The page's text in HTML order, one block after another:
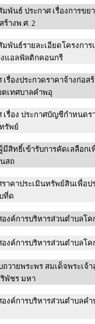
มพันธ์ ประกาศ เรื่องการข
ร้างพ.ศ. 2
มพันธ์รายละเอียดโครงกา
แอลฟัลติกคอนกรี
เรื่องประกวดราคาจ้างก่อ
ตเทศบาลคำพอุ
เรื่อง ประกาศบัญชีกำหน
รัพย์
มีสิทธิ์เข้ารับการคัดเลลือก
สถ
คาประเมินทรัพย์สินเพื่อประโยช
ที่ด
องค์การบริหารส่วนตำบลโ
องค์การบริหารส่วนตำบลโ
ถวายพระพร สมเด็จพระเจ้
พัชร มหา
องค์การบริหารส่วนตำบลคำ